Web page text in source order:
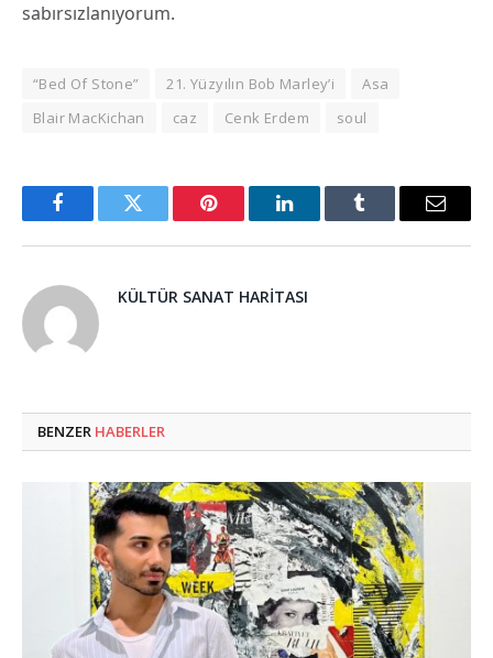
sabırsızlanıyorum.
“Bed Of Stone” 21. Yüzyılın Bob Marley’i
Asa
Blair MacKichan
caz Cenk Erdem soul
FacebookTwitter Pinterest LinkedInTumblr Email
KÜLTÜR SANAT HARITASI
BENZER HABERLER